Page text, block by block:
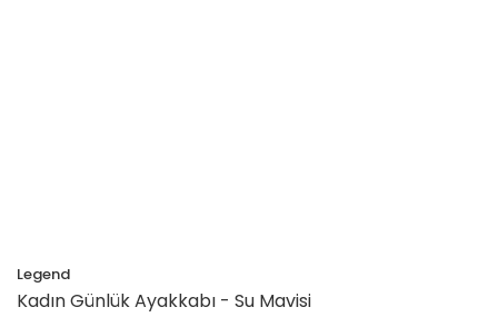
Legend
Kadın Günlük Ayakkabı - Su Mavisi